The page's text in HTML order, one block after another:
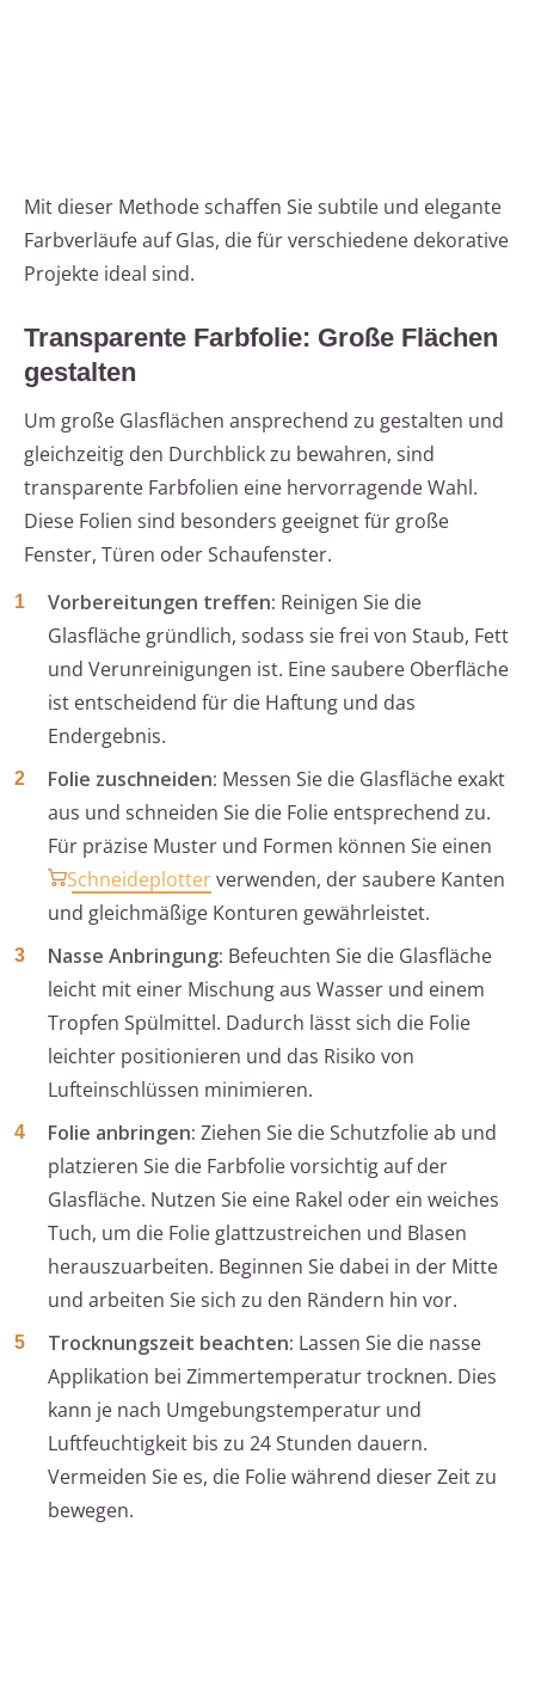
Mit dieser Methode schaffen Sie subtile und elegante
Farbverläufe auf Glas, die für verschiedene dekorative
Projekte ideal sind.
Transparente Farbfolie: Große Flächen
gestalten
Um große Glasflächen ansprechend zu gestalten und
gleichzeitig den Durchblick zu bewahren, sind
transparente Farbfolien eine hervorragende Wahl.
Diese Folien sind besonders geeignet für große
Fenster, Türen oder Schaufenster.
Vorbereitungen treffen: Reinigen Sie die
Glasfläche gründlich, sodass sie frei von Staub, Fett
und Verunreinigungen ist. Eine saubere Oberfläche
ist entscheidend für die Haftung und das
Endergebnis.
Folie zuschneiden: Messen Sie die Glasfläche exakt
aus und schneiden Sie die Folie entsprechend zu.
Für präzise Muster und Formen können Sie einen
Schneideplotterverwenden, der saubere Kanten
und gleichmäßige Konturen gewährleistet.
Nasse Anbringung: Befeuchten Sie die Glasfläche
leicht mit einer Mischung aus Wasser und einem
Tropfen Spülmittel. Dadurch lässt sich die Folie
leichter positionieren und das Risiko von
Lufteinschlüssen minimieren.
Folie anbringen: Ziehen Sie die Schutzfolie ab und
platzieren Sie die Farbfolie vorsichtig auf der
Glasfläche. Nutzen Sie eine Rakel oder ein weiches
Tuch, um die Folie glattzustreichen und Blasen
herauszuarbeiten. Beginnen Sie dabei in der Mitte
und arbeiten Sie sich zu den Rändern hin vor.
Trocknungszeit beachten: Lassen Sie die nasse
Applikation bei Zimmertemperatur trocknen. Dies
kann je nach Umgebungstemperatur und
Luftfeuchtigkeit bis zu 24 Stunden dauern.
Vermeiden Sie es, die Folie während dieser Zeit zu
bewegen.